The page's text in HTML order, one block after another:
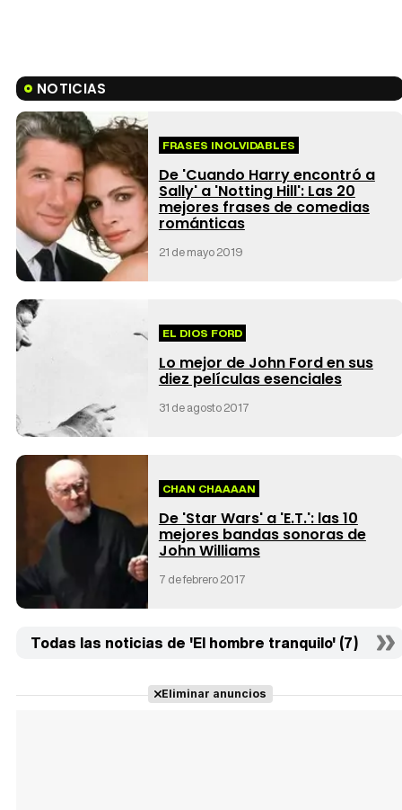
NOTICIAS
FRASES INOLVIDABLES
De 'Cuando Harry encontró a
Sally' a 'Notting Hill': Las 20
mejores frases de comedias
románticas
21 de mayo 2019
EL DIOS FORD
Lo mejor de John Ford en sus
diez películas esenciales
31 de agosto 2017
CHAN CHAAAAN
De 'Star Wars' a 'E.T.': las 10
mejores bandas sonoras de
John Williams
7 de febrero 2017
Todas las noticias de 'El hombre tranquilo' (7)
Eliminar anuncios